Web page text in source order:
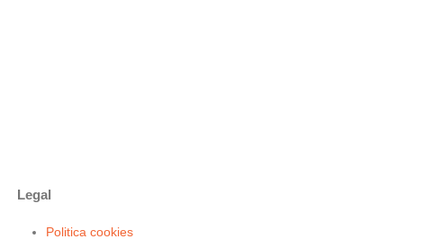
Legal
Politica cookies